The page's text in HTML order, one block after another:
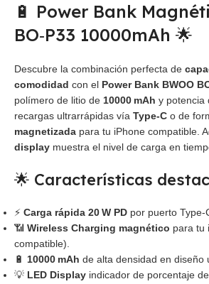
🔋 Power Bank
BO‑P33 10000mAh 🌟
Descubre la combinación perfecta de
comodidad con el Power Bank BWOO
polímero de litio de 10000 mAh y potencia
recargas ultrarrápidas vía Type‑C o de
magnetizada para tu iPhone compatible.
display muestra el nivel de carga en
🌟 Características
⚡ Carga rápida 20 W PD por puerto
📶 Wireless Charging magnético para tu
compatible).
🔋 10000 mAh de alta densidad en diseño
💡 LED Display indicador de porcentaje